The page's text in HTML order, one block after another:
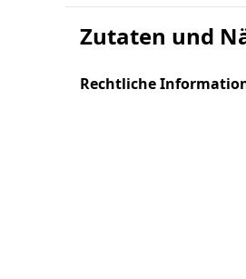
Zutaten und
Rechtliche